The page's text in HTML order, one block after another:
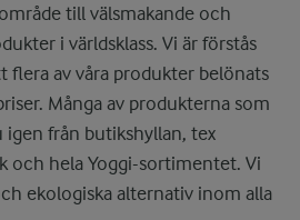
till välsmakande och
i världsklass. Vi är förstås
flera av våra produkter belönats
Många av produkterna som
igen från butikshyllan, tex
och hela Yoggi-sortimentet. Vi
ekologiska alternativ inom alla